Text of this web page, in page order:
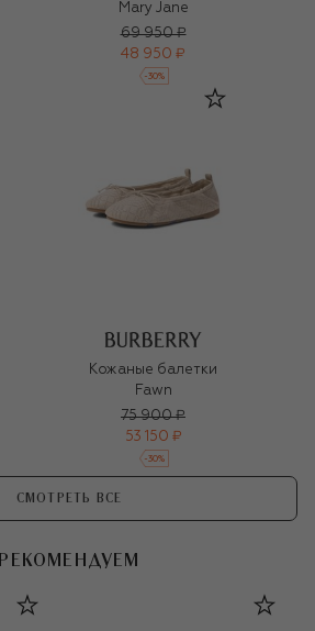
Mary Jane
69 950 ₽
48 950 ₽
-30%
Кожаные балетки
Fawn
75 900 ₽
53 150 ₽
-30%
СМОТРЕТЬ ВСЕ
РЕКОМЕНДУЕМ